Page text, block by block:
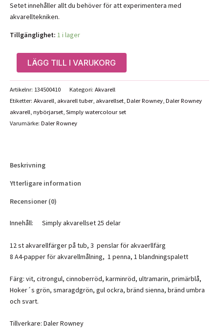
Setet innehåller allt du behöver för att experimentera med
akvarelltekniken.
Tillgänglighet: 1 i lager
Simply
akvarellset
nybörjare,
Daler
Rowney
mängd
LÄGG TILL I VARUKORG
Artikelnr: 134500410 Kategori: Akvarell
Etiketter: Akvarell, akvarell tuber, akvarellset, Daler Rowney, Daler Rowney
akvarell, nybörjarset, Simply watercolour set
Varumärke: Daler Rowney
Beskrivning
Ytterligare information
Recensioner (0)
Innehåll: Simply akvarellset 25 delar
12 st akvarellfärger på tub, 3 penslar för akvaerllfärg
8 A4-papper för akvarellmålning, 1 penna, 1 blandningspalett
Färg: vit, citrongul, cinnoberröd, karminröd, ultramarin, primärblå,
Hoker´s grön, smaragdgrön, gul ockra, bränd sienna, bränd umbra
och svart.
Tillverkare: Daler Rowney